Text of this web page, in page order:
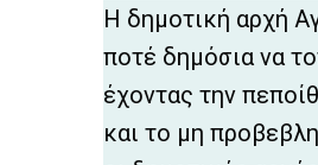
Η δημοτική αρχή
ποτέ δημόσια να
έχοντας την
και το μη